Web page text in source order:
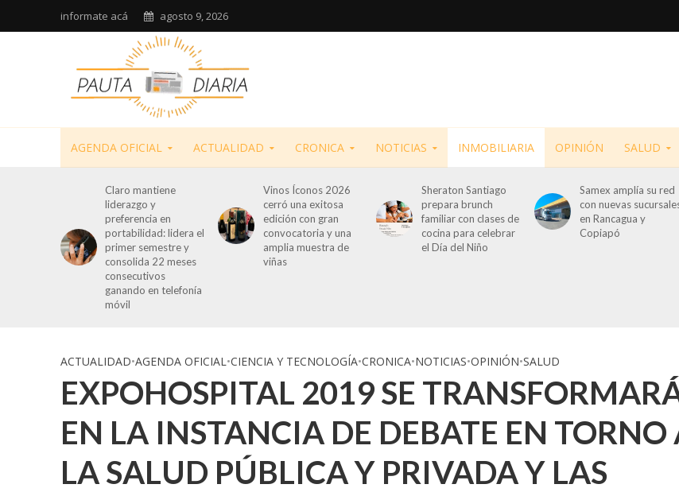
informate acá agosto 9, 2026
AGENDA OFICIAL ACTUALIDAD CRONICA NOTICIAS INMOBILIARIA OPINIÓN SALUD
Claro mantiene
liderazgo y
preferencia en
portabilidad: lidera el
primer semestre y
consolida 22 meses
consecutivos
ganando en telefonía
móvil
Vinos Íconos 2026
cerró una exitosa
edición con gran
convocatoria y una
amplia muestra de
viñas
Sheraton Santiago
prepara brunch
familiar con clases de
cocina para celebrar
el Día del Niño
Samex amplía su red
con nuevas
en Rancagua y
Copiapó
ACTUALIDAD•AGENDA OFICIAL•CIENCIA Y TECNOLOGÍA•CRONICA•NOTICIAS•OPINIÓN•SALUD
EXPOHOSPITAL 2019 SE
EN LA INSTANCIA DE DEBATE EN TORNO
LA SALUD PÚBLICA Y PRIVADA Y LAS